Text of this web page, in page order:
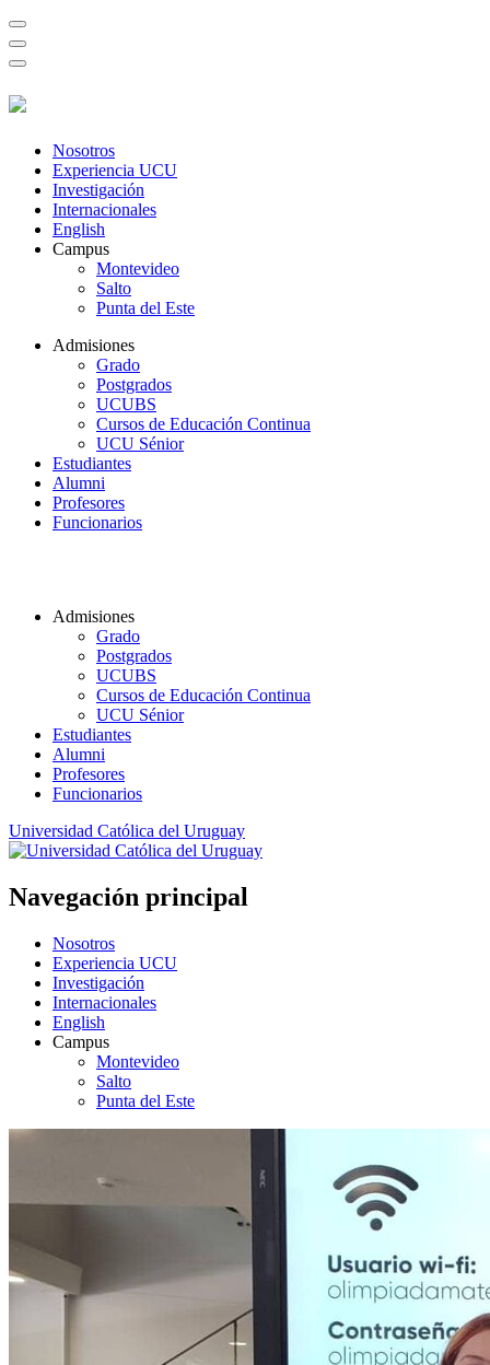
Nosotros
Experiencia UCU
Investigación
Internacionales
English
Campus
Montevideo
Salto
Punta del Este
Admisiones
Grado
Postgrados
UCUBS
Cursos de Educación Continua
UCU Sénior
Estudiantes
Alumni
Profesores
Funcionarios
Admisiones
Grado
Postgrados
UCUBS
Cursos de Educación Continua
UCU Sénior
Estudiantes
Alumni
Profesores
Funcionarios
Universidad Católica del Uruguay
Navegación principal
Nosotros
Experiencia UCU
Investigación
Internacionales
English
Campus
Montevideo
Salto
Punta del Este